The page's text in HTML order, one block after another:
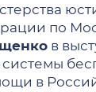
по
в
системы
в